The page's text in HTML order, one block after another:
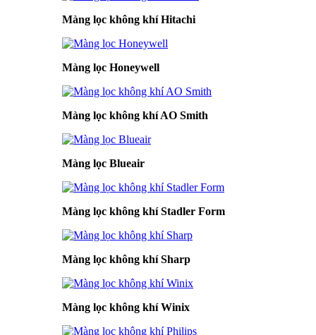
Màng lọc không khí Hitachi
Màng lọc Honeywell
Màng lọc không khí AO Smith
Màng lọc Blueair
Màng lọc không khí Stadler Form
Màng lọc không khí Sharp
Màng lọc không khí Winix